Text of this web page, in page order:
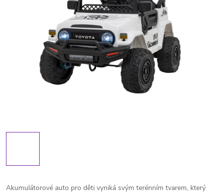
Akumulátorové auto pro děti vyniká svým terénním tvarem, který